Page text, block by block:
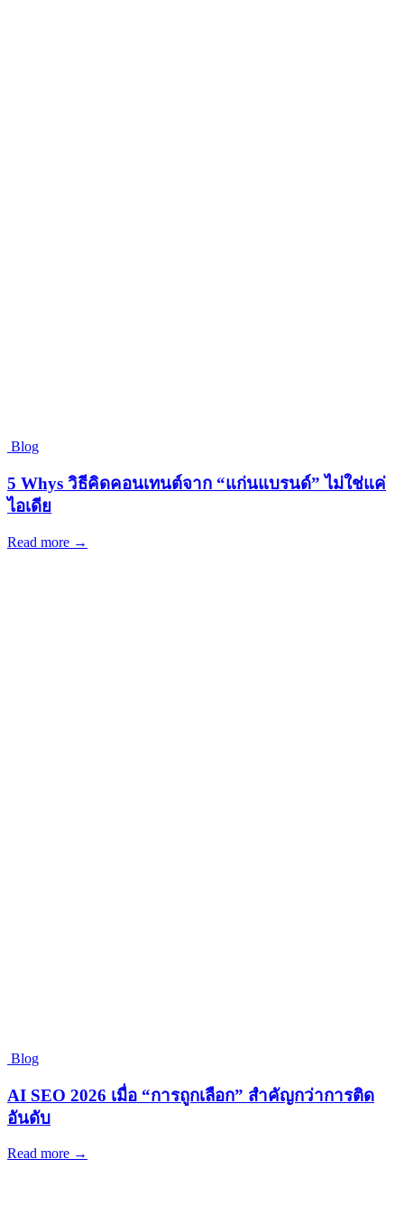
Blog
5 Whys วิธีคิดคอนเทนต์จาก “แก่นแบรนด์” ไม่ใช่แค่
ไอเดีย
Read more →
Blog
AI SEO 2026 เมื่อ “การถูกเลือก” สำคัญกว่าการติด
อันดับ
Read more →